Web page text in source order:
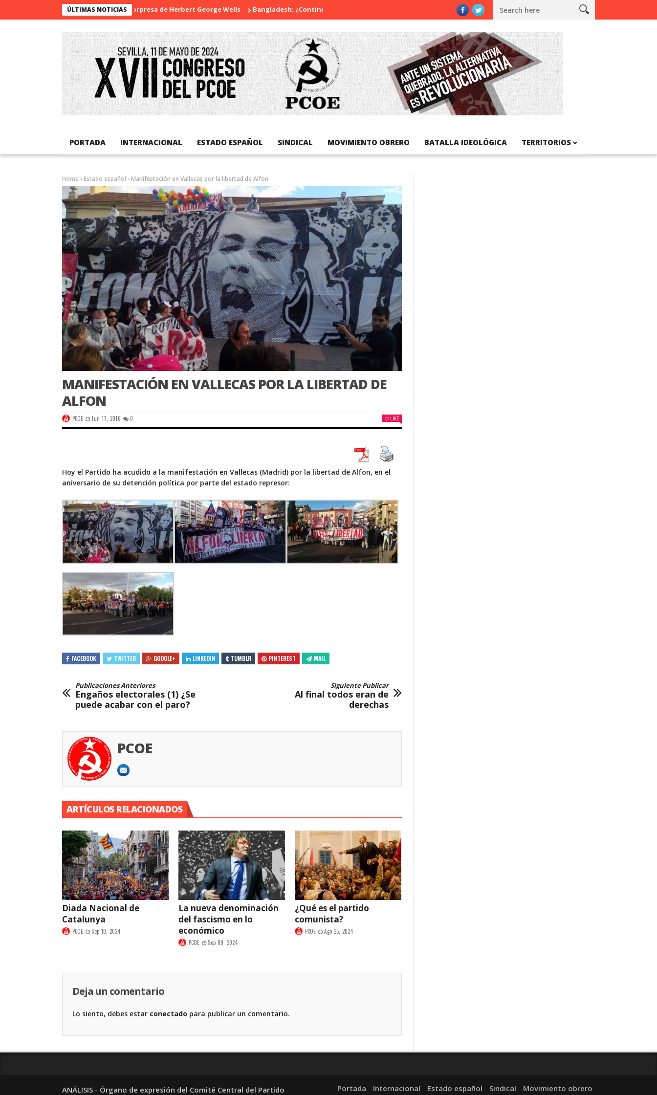
ÚLTIMAS NOTICIASLa sorpresa de Herbert George Wells Bangladesh: ¿Continuidad o revolución? Diada Nacional de Catalunya
PORTADA INTERNACIONAL ESTADO ESPAÑOL SINDICAL MOVIMIENTO OBRERO BATALLA IDEOLÓGICA TERRITORIOS
Home Estado español Manifestación en Vallecas por la libertad de Alfon
MANIFESTACIÓN EN VALLECAS POR LA LIBERTAD DE
ALFON
PCOE Jun 17, 2016 0 LIKE
Hoy el Partido ha acudido a la manifestación en Vallecas (Madrid) por la libertad de Alfon, en el
aniversario de su detención política por parte del estado represor:
FACEBOOK TWITTER GOOGLE+ LINKEDIN TUMBLR PINTEREST MAIL
Publicaciones Anteriores
Engaños electorales (1) ¿Se
puede acabar con el paro?
Siguiente Publicar
Al final todos eran de
derechas
PCOE
ARTÍCULOS RELACIONADOS
Diada Nacional de
Catalunya
PCOE Sep 10, 2024
La nueva denominación
del fascismo en lo
económico
PCOE Sep 09, 2024
¿Qué es el partido
comunista?
PCOE Ago 25, 2024
Deja un comentario
Lo siento, debes estar conectado para publicar un comentario.
ANÁLISIS - Órgano de expresión del Comité Central del Partido Portada Internacional Estado español Sindical Movimiento obrero